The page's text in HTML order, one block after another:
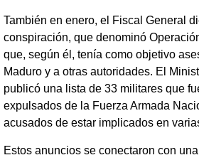
También en enero, el Fiscal General
conspiración, que denominó
que, según él, tenía como objetivo
Maduro y a otras autoridades. El
publicó una lista de 33 militares que
expulsados de la Fuerza Armada
acusados de estar implicados en
Estos anuncios se conectaron con